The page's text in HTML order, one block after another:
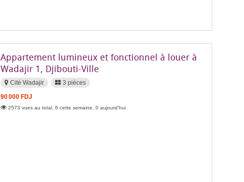
Appartement lumineux et fonctionnel à louer à
Wadajir 1, Djibouti-Ville
Cité Wadajir
3 pièces
90 000 FDJ
2573 vues au total, 6 cette semaine, 0 aujourd'hui